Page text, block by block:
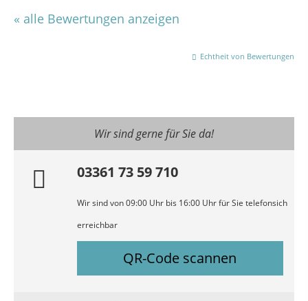
« alle Bewertungen anzeigen
Echtheit von Bewertungen
Wir sind gerne für Sie da!
03361 73 59 710
Wir sind von 09:00 Uhr bis 16:00 Uhr für Sie telefonsich
erreichbar
QR-Code scannen